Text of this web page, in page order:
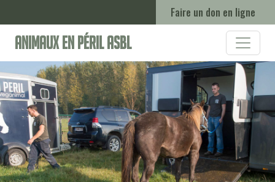
Faire un don en ligne
Animaux en Péril ASBL